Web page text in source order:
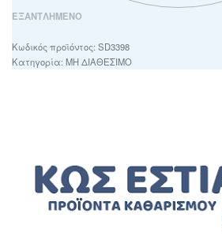
ΕΞΑΝΤΛΗΜΈΝΟ
SD3398
Κατηγορία: ΜΗ ΔΙΑΘΕΣΙΜΟ